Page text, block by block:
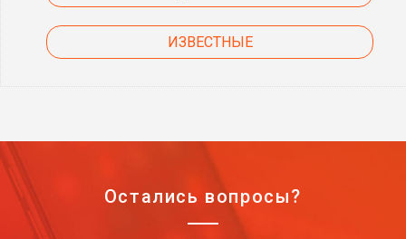
ИЗВЕСТНЫЕ
Остались вопросы?